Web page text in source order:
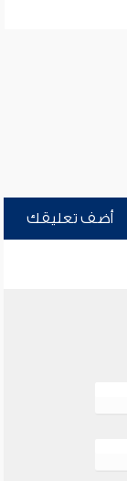
أضف تعليقك